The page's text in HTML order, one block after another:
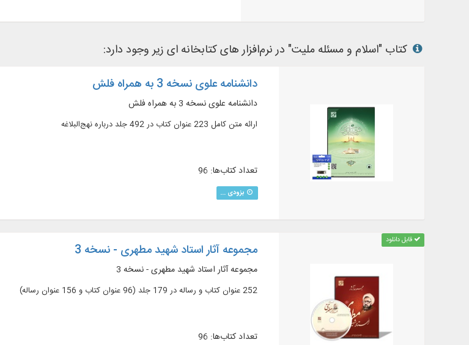
کتاب "اسلام و مسئله ملیت" در نرم‌افزار های کتابخانه ای زیر وجود دارد:
دانشنامه علوی نسخه 3 به همراه فلش
دانشنامه علوی نسخه 3 به همراه فلش
ارائه متن کامل 223 عنوان کتاب در 492 جلد درباره نهج‌البلاغه
تعداد کتاب‌ها: 96
بزودی ...
قابل دانلود
مجموعه آثار استاد شهید مطهری - نسخه 3
مجموعه آثار استاد شهید مطهری - نسخه 3
252 عنوان کتاب و رساله در 179 جلد (96 عنوان کتاب و 156 عنوان رساله)
تعداد کتاب‌ها: 96